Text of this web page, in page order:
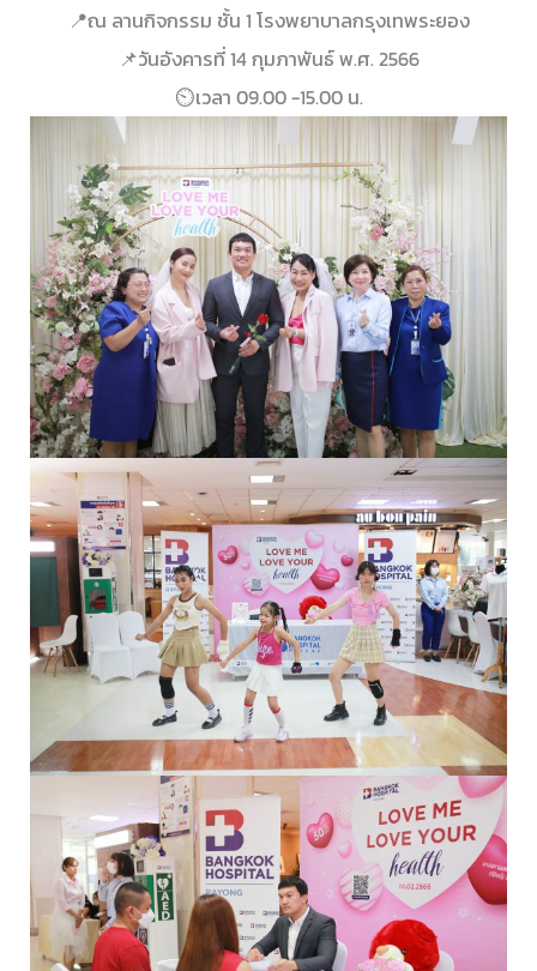
📍ณ ลานกิจกรรม ชั้น 1 โรงพยาบาลกรุงเทพระยอง
📌วันอังคารที่ 14 กุมภาพันธ์ พ.ศ. 2566
⏲เวลา 09.00 -15.00 น.